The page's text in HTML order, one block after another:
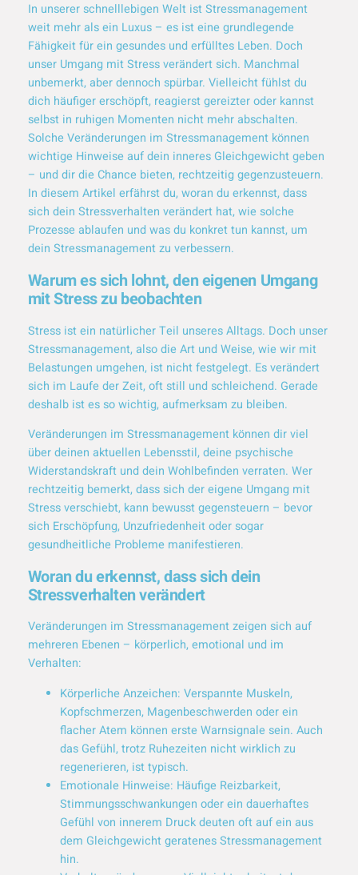
In unserer schnelllebigen Welt ist Stressmanagement
weit mehr als ein Luxus – es ist eine grundlegende
Fähigkeit für ein gesundes und erfülltes Leben. Doch
unser Umgang mit Stress verändert sich. Manchmal
unbemerkt, aber dennoch spürbar. Vielleicht fühlst du
dich häufiger erschöpft, reagierst gereizter oder kannst
selbst in ruhigen Momenten nicht mehr abschalten.
Solche Veränderungen im Stressmanagement können
wichtige Hinweise auf dein inneres Gleichgewicht geben
– und dir die Chance bieten, rechtzeitig gegenzusteuern.
In diesem Artikel erfährst du, woran du erkennst, dass
sich dein Stressverhalten verändert hat, wie solche
Prozesse ablaufen und was du konkret tun kannst, um
dein Stressmanagement zu verbessern.
Warum es sich lohnt, den eigenen Umgang
mit Stress zu beobachten
Stress ist ein natürlicher Teil unseres Alltags. Doch unser
Stressmanagement, also die Art und Weise, wie wir mit
Belastungen umgehen, ist nicht festgelegt. Es verändert
sich im Laufe der Zeit, oft still und schleichend. Gerade
deshalb ist es so wichtig, aufmerksam zu bleiben.
Veränderungen im Stressmanagement können dir viel
über deinen aktuellen Lebensstil, deine psychische
Widerstandskraft und dein Wohlbefinden verraten. Wer
rechtzeitig bemerkt, dass sich der eigene Umgang mit
Stress verschiebt, kann bewusst gegensteuern – bevor
sich Erschöpfung, Unzufriedenheit oder sogar
gesundheitliche Probleme manifestieren.
Woran du erkennst, dass sich dein
Stressverhalten verändert
Veränderungen im Stressmanagement zeigen sich auf
mehreren Ebenen – körperlich, emotional und im
Verhalten:
Körperliche Anzeichen: Verspannte Muskeln,
Kopfschmerzen, Magenbeschwerden oder ein
flacher Atem können erste Warnsignale sein. Auch
das Gefühl, trotz Ruhezeiten nicht wirklich zu
regenerieren, ist typisch.
Emotionale Hinweise: Häufige Reizbarkeit,
Stimmungsschwankungen oder ein dauerhaftes
Gefühl von innerem Druck deuten oft auf ein aus
dem Gleichgewicht geratenes Stressmanagement
hin.